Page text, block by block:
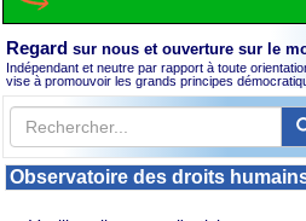
Regard sur nous et ouverture sur le
Indépendant et neutre par rapport à toute
vise à promouvoir les grands principes
Observatoire des droits